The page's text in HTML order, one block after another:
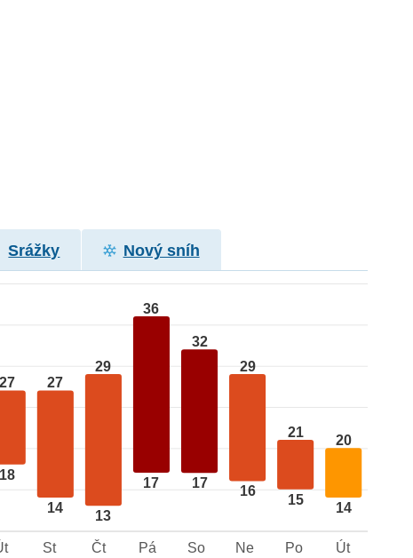
Srážky Nový sníh
27
18
27
14
29
13
36
17
32
17
29
16
21
15
20
14
St Čt Pá So Ne Po Út